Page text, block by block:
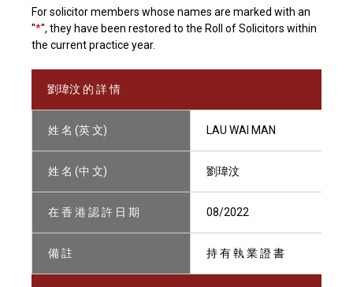
For solicitor members whose names are marked with an
"*", they have been restored to the Roll of Solicitors within
the current practice year.
劉瑋汶 的 詳 情
姓 名 (英 文) LAU WAI MAN
姓 名 (中 文) 劉瑋汶
在 香 港 認 許 日 期 08/2022
備 註 持 有 執 業 證 書